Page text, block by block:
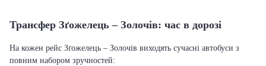
Трансфер Зґожелець – Золочів: час в дорозі
На кожен рейс Зґожелець – Золочів виходять сучасні автобуси з
повним набором зручностей: